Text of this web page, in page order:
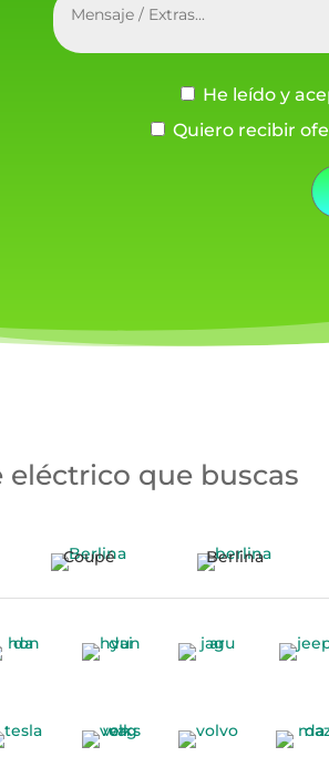
He leído y
Quiero recibir
eléctrico que buscas
Coupé Berlina